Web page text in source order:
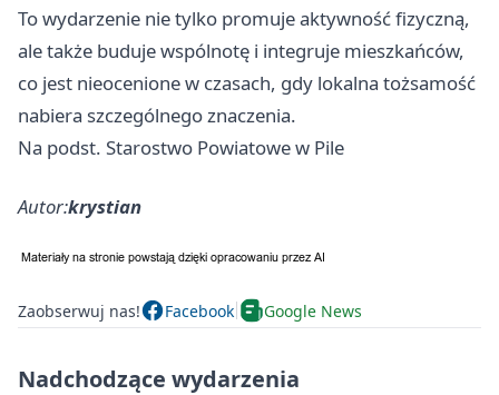
To wydarzenie nie tylko promuje aktywność fizyczną,
ale także buduje wspólnotę i integruje mieszkańców,
co jest nieocenione w czasach, gdy lokalna tożsamość
nabiera szczególnego znaczenia.
Na podst. Starostwo Powiatowe w Pile
Autor:krystian
Zaobserwuj nas! Facebook Google News
Nadchodzące wydarzenia